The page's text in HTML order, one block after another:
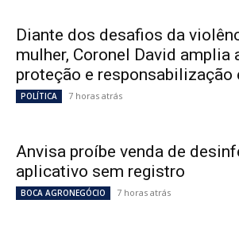
Diante dos desafios da
mulher, Coronel David amplia
proteção e responsabilização
POLÍTICA 7 horas atrás
Anvisa proíbe venda de
aplicativo sem registro
BOCA AGRONEGÓCIO 7 horas atrás